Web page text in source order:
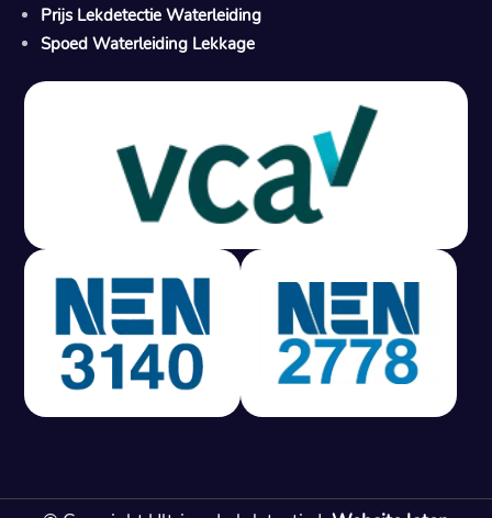
M
Gratis offerte in 24 uur
Geen lekkage? Geen betaling.
Vast tarief van € 395,- exc btw.
Rapport binnen 3 werkdagen.
100% RIsicovrij.
Vaak vergoed door verzekeraar.
Prijs Lekdetectie Waterleiding
Spoed Waterleiding Lekkage